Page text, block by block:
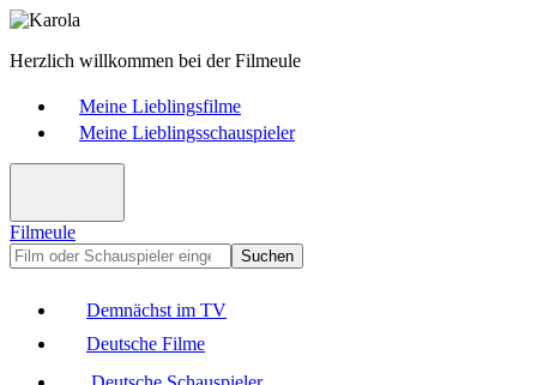
Herzlich willkommen bei der Filmeule
Meine Lieblingsfilme
Meine Lieblingsschauspieler
Filmeule
Suchen
Demnächst im TV
Deutsche Filme